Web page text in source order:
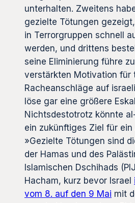
unterhalten. Zweitens
gezielte Tötungen
in Terrorgruppen schnell
werden, und drittens
seine Eliminierung führe
verstärkten Motivation für
Racheanschläge auf
löse gar eine größere
Nichtsdestotrotz könnte
ein zukünftiges Ziel für
»Gezielte Tötungen sind
der Hamas und des
Islamischen Dschihads
Hacham, kurz bevor Israel
vom 8. auf den 9 Mai mit